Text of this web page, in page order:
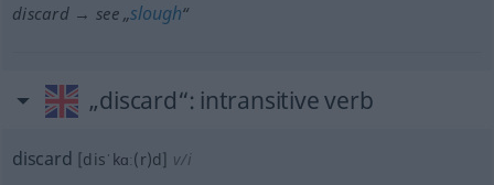
discard → see „slough“
„discard“: intransitive verb
discard [disˈkɑː(r)d] v/i